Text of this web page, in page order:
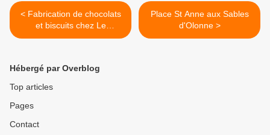
< Fabrication de chocolats
et biscuits chez Le
Chocolatier Sablais Olonne
Place St Anne aux Sables
d'Olonne >
Hébergé par Overblog
Top articles
Pages
Contact